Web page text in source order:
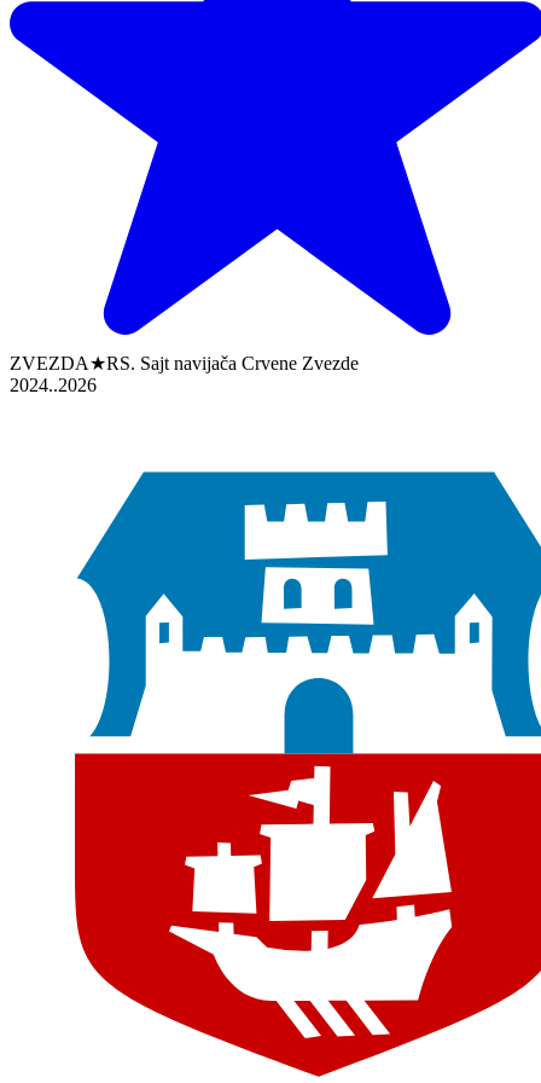
ZVEZDA★RS. Sajt navijača Crvene Zvezde
2024..2026